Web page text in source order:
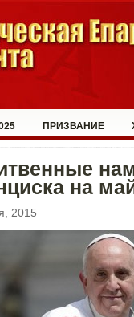
ПРИЗВАНИЕ
на
2015